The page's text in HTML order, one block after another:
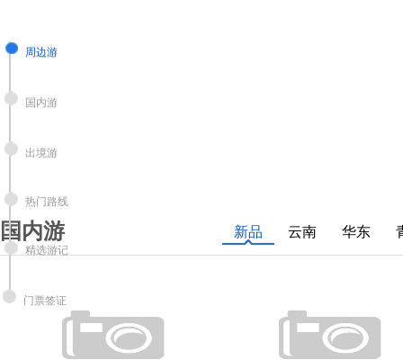
周边游
国内游
出境游
热门路线
精选游记
门票签证
国内游 新品 云南 华东